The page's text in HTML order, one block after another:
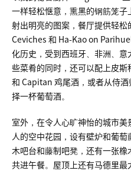
一样轻松惬意，熏黑的钢筋笼
射出明亮的图案，餐厅提供轻
Ceviches 和 Ha-Kao on
化历史，受到西班牙、非洲、
些菜肴的同时，还可以配上皮
和 Capitan 鸡尾酒，或者从侍
择一杯葡萄酒。
室外，在令人心旷神怡的城市
人的空中花园，设有壁炉和葡
木吧台和藤制吧凳，还有一张
共进午餐。屋顶上还有马德里